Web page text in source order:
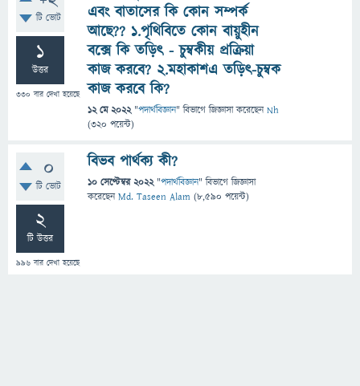
টি ভোট
1
উত্তর
330 বার দেখা হয়েছে
এবং বাতাসের কি কোন সম্পর্ক
আছে?? 1.পৃথিবিতে কোন বায়ুহীন
বক্সে কি তড়িৎ - চুম্বকীয় প্রক্রিয়া
কাজ করবে? 2.মহাকাশএ তড়িৎ-চুম্বক
কাজ করবে কি?
12 মে 2022 "পদার্থবিজ্ঞান" বিভাগে জিজ্ঞাসাকরেছেনNh
(320 পয়েন্ট)
0
টি ভোট
2
টি উত্তর
996 বার দেখা হয়েছে
বিভব পার্থক্য কী?
10 সেপ্টেম্বর 2022 "পদার্থবিজ্ঞান" বিভাগে জিজ্ঞাসা
করেছেনMd. Taseen Alam (8,590 পয়েন্ট)